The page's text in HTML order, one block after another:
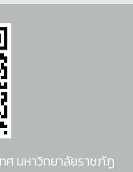
ศ มหาวิทยาลัยราชภัฏ